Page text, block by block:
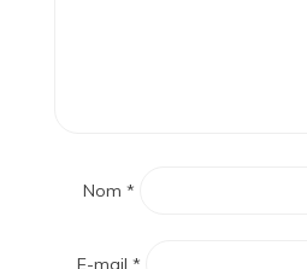
Nom *
E-mail *